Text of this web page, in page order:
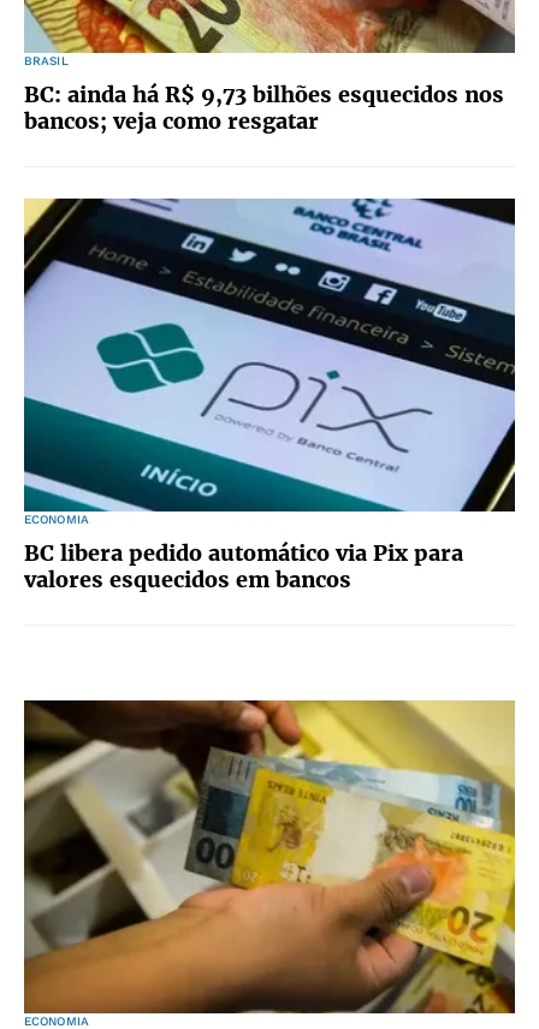
BRASIL
BC: ainda há R$ 9,73 bilhões esquecidos nos
bancos; veja como resgatar
ECONOMIA
BC libera pedido automático via Pix para
valores esquecidos em bancos
ECONOMIA